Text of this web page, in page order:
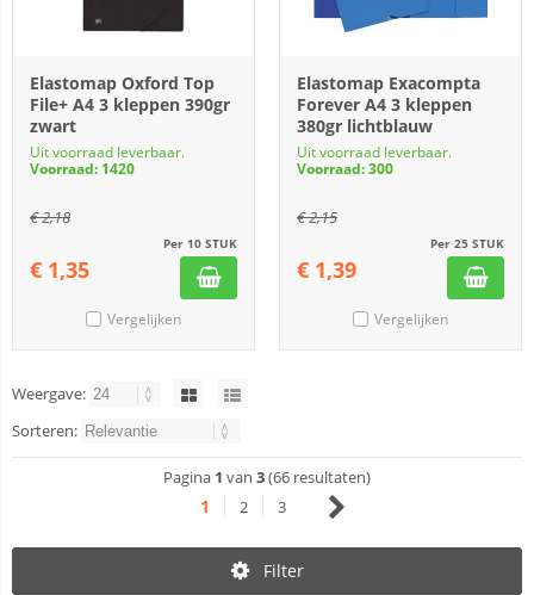
Elastomap Oxford Top
File+ A4 3 kleppen 390gr
zwart
Uit voorraad leverbaar.
Voorraad: 1420
€2,18
Per 10 STUK
€ 1,35
Vergelijken
Elastomap Exacompta
Forever A4 3 kleppen
380gr lichtblauw
Uit voorraad leverbaar.
Voorraad: 300
€2,15
Per 25 STUK
€ 1,39
Vergelijken
Weergave:
Sorteren:
Pagina 1 van 3(66 resultaten)
1 2 3
Filter